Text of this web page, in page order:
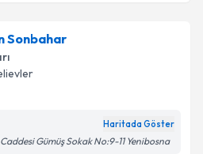
Talebini Gönder
için randevu takvimi talebi
randevu almanız için bir
e-posta ile bilgilendireceğiz.
Sonbahar
Haritada Göster
Gümüş Sokak No:9-11 Yenibosna